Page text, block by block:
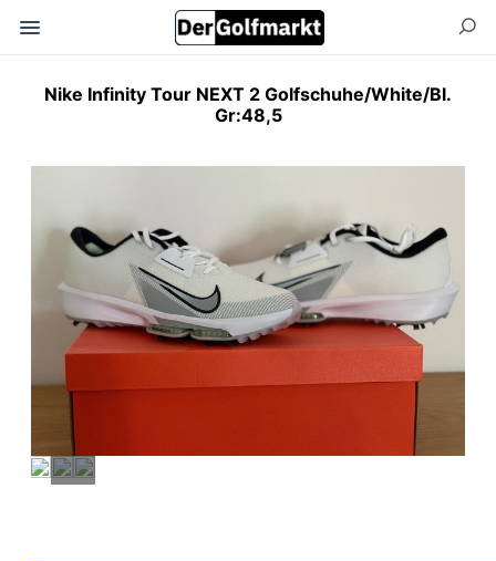
Nike Infinity Tour NEXT 2 Golfschuhe/White/Bl.
Gr:48,5